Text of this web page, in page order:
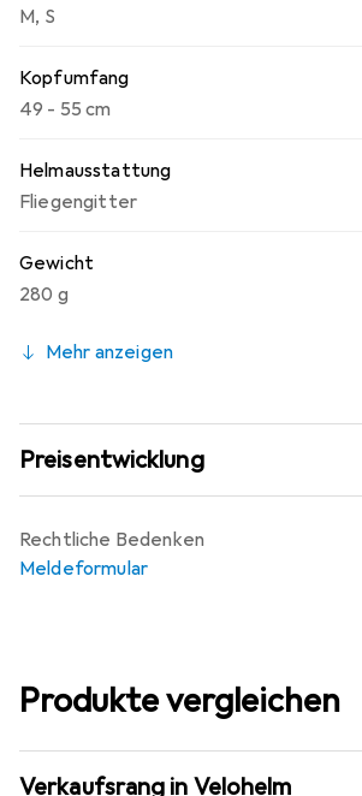
M, S
Kopfumfang
49 - 55 cm
Helmausstattung
Fliegengitter
Gewicht
280 g
Mehr anzeigen
Preisentwicklung
Rechtliche Bedenken
Meldeformular
Produkte vergleichen
Verkaufsrang in Velohelm